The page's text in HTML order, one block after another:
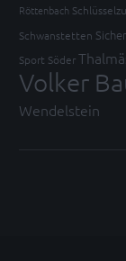
Röttenbach
Schwanstetten
Sport Söder
Volker
Wendelstein